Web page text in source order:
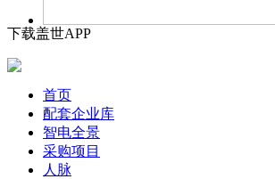
下载盖世APP
首页
配套企业库
智电全景
采购项目
人脉